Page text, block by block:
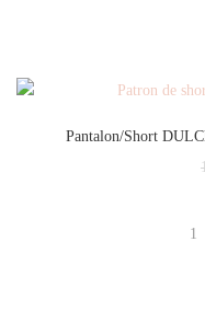
Pantalon/Short
1